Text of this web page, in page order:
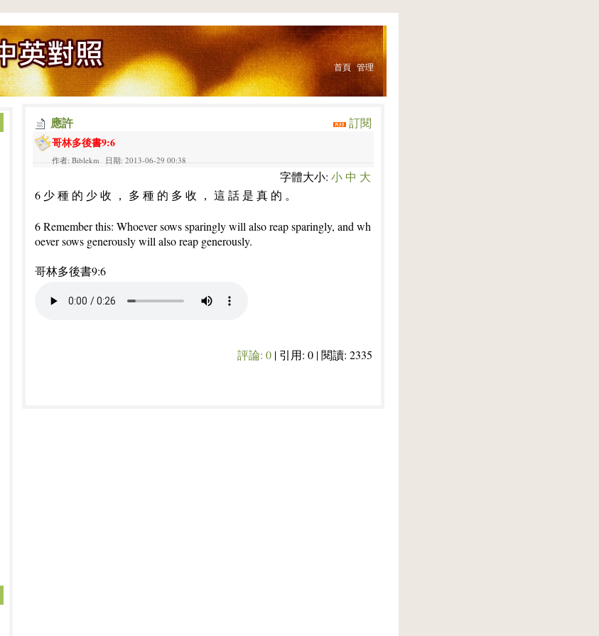
首頁 管理
訂閱
應許
哥林多後書9:6
作者: Biblekm 日期: 2013-06-29 00:38
字體大小: 小 中 大
6 少 種 的 少 收 ， 多 種 的 多 收 ， 這 話 是 真 的 。
6 Remember this: Whoever sows sparingly will also reap sparingly, and wh
oever sows generously will also reap generously.
哥林多後書9:6
評論: 0 | 引用: 0 | 閱讀: 2335